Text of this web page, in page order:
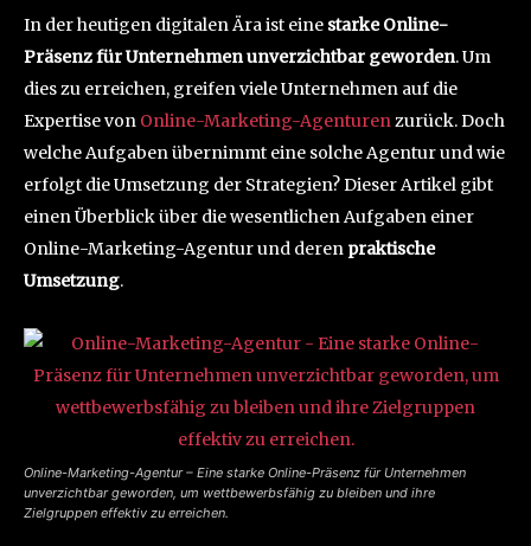
In der heutigen digitalen Ära ist eine starke Online-
Präsenz für Unternehmen unverzichtbar geworden. Um
dies zu erreichen, greifen viele Unternehmen auf die
Expertise von Online-Marketing-Agenturenzurück. Doch
welche Aufgaben übernimmt eine solche Agentur und wie
erfolgt die Umsetzung der Strategien? Dieser Artikel gibt
einen Überblick über die wesentlichen Aufgaben einer
Online-Marketing-Agentur und deren praktische
Umsetzung.
Online-Marketing-Agentur – Eine starke Online-Präsenz für Unternehmen
unverzichtbar geworden, um wettbewerbsfähig zu bleiben und ihre
Zielgruppen effektiv zu erreichen.